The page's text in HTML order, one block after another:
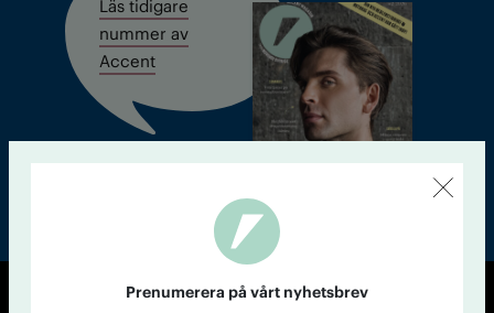
Läs tidigare
nummer av
Accent
Prenumerera på vårt nyhetsbrev